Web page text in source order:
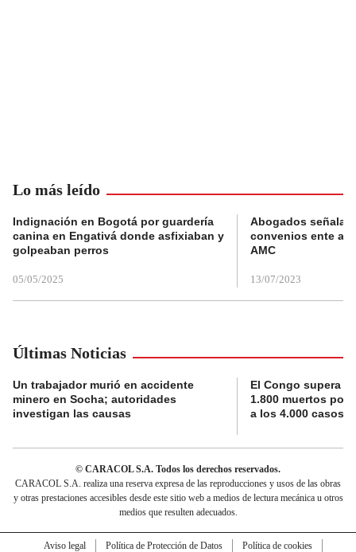
Lo más leído
Indignación en Bogotá por guardería
canina en Engativá donde asfixiaban y
golpeaban perros
05/05/2025
Abogados
convenios ente
AMC
13/07/2023
Últimas Noticias
Un trabajador murió en accidente
minero en Socha; autoridades
investigan las causas
El Congo supera
1.800 muertos por
a los 4.000 casos
© CARACOL S.A. Todos los derechos reservados.
CARACOL S.A. realiza una reserva expresa de las reproducciones y usos de las obras
y otras prestaciones accesibles desde este sitio web a medios de lectura mecánica u otros
medios que resulten adecuados.
Aviso legal Política de Protección de Datos
Política de cookies